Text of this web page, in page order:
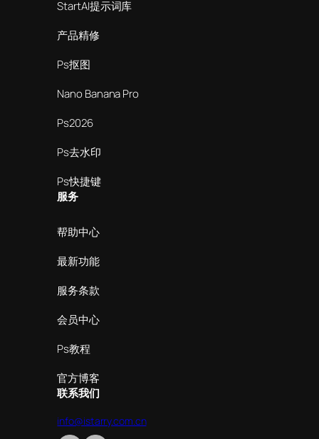
StartAI提示词库
产品精修
Ps抠图
Nano Banana Pro
Ps2026
Ps去水印
Ps快捷键
服务
帮助中心
最新功能
服务条款
会员中心
Ps教程
官方博客
联系我们
info@istarry.com.cn